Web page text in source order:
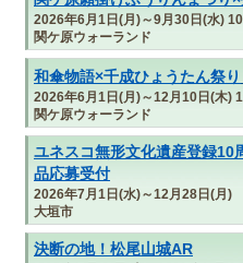
2026年6月1日(月)～9月30日(水)
関ケ原ウォーランド
和傘物語×千成ひょうたん祭り
2026年6月1日(月)～12月10日(木)
関ケ原ウォーランド
ユネスコ無形文化遺産登録10
品応募受付
2026年7月1日(水)～12月28日(月)
大垣市
決断の地！松尾山城AR